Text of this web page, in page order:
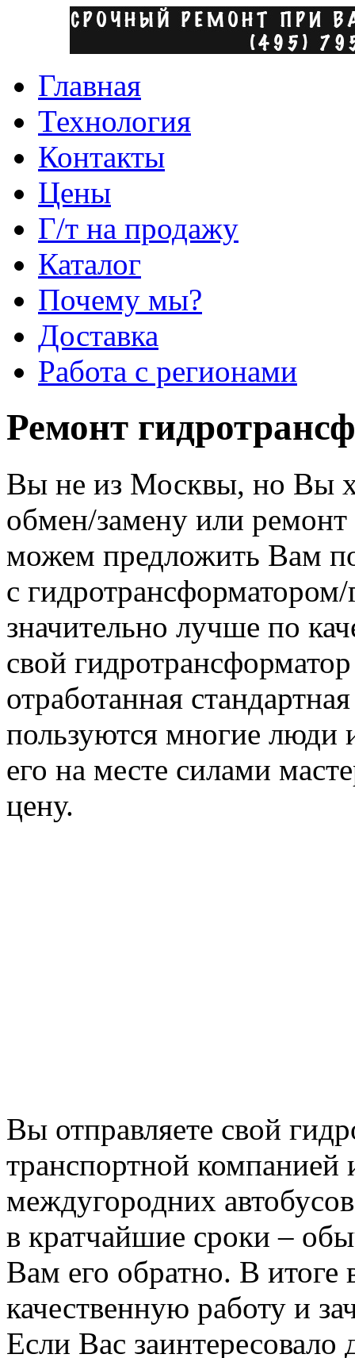
Главная
Технология
Контакты
Цены
Г/т на продажу
Каталог
Почему мы?
Доставка
Работа с регионами
Ремонт
Вы не из Москвы, но Вы
обмен/замену или
можем предложить Вам
с
значительно лучше по
свой
отработанная
пользуются многие люди
его на месте силами
цену.
Вы отправляете свой
транспортной компанией
междугородних
в кратчайшие сроки –
Вам его обратно. В итоге
качественную работу и
Если Вас заинтересовало